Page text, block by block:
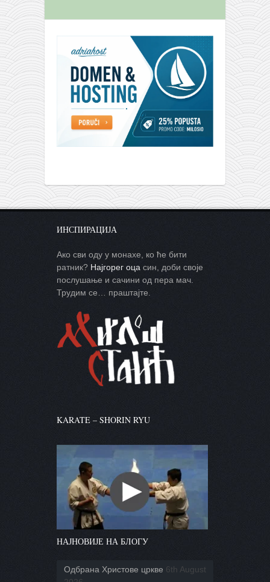
ИНСПИРАЦИЈА
Ако сви оду у монахе, ко ће бити
ратник? Најгорег оца син, доби своје
послушање и сачини од пера мач.
Трудим се… праштајте.
KARATE – SHORIN RYU
НАЈНОВИЈЕ НА БЛОГУ
Одбрана Христове цркве 6th August